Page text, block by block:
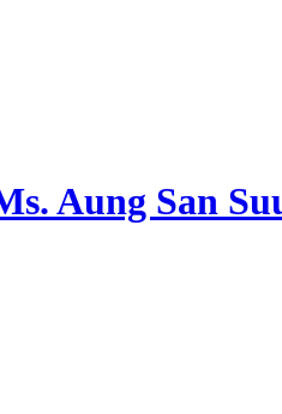
Aung San